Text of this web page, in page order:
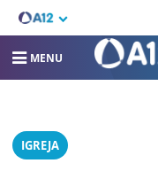
MENU
IGREJA